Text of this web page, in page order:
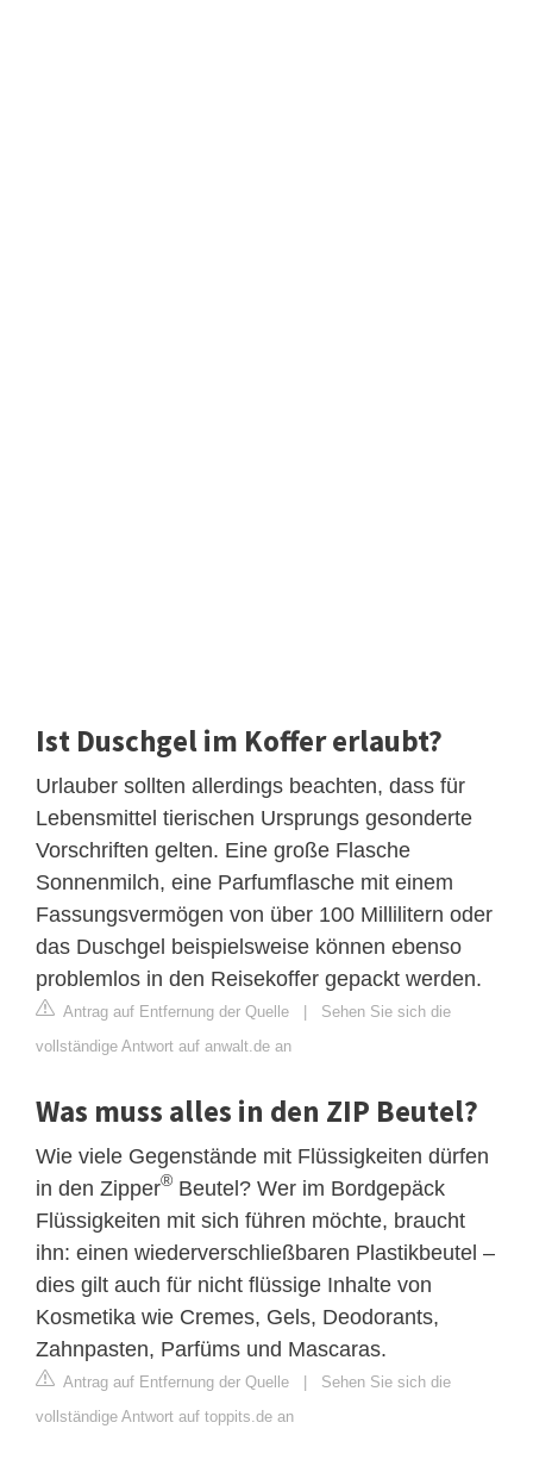
Ist Duschgel im Koffer erlaubt?
Urlauber sollten allerdings beachten, dass für
Lebensmittel tierischen Ursprungs gesonderte
Vorschriften gelten. Eine große Flasche
Sonnenmilch, eine Parfumflasche mit einem
Fassungsvermögen von über 100 Millilitern oder
das Duschgel beispielsweise können ebenso
problemlos in den Reisekoffer gepackt werden.
Antrag auf Entfernung der Quelle | Sehen Sie sich die
vollständige Antwort auf anwalt.de an
Was muss alles in den ZIP Beutel?
Wie viele Gegenstände mit Flüssigkeiten dürfen
in den Zipper® Beutel? Wer im Bordgepäck
Flüssigkeiten mit sich führen möchte, braucht
ihn: einen wiederverschließbaren Plastikbeutel –
dies gilt auch für nicht flüssige Inhalte von
Kosmetika wie Cremes, Gels, Deodorants,
Zahnpasten, Parfüms und Mascaras.
Antrag auf Entfernung der Quelle | Sehen Sie sich die
vollständige Antwort auf toppits.de an